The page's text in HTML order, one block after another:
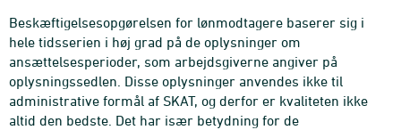
Beskæftigelsesopgørelsen for lønmodtagere baserer sig i
hele tidsserien i høj grad på de oplysninger om
ansættelsesperioder, som arbejdsgiverne angiver på
oplysningssedlen. Disse oplysninger anvendes ikke til
administrative formål af SKAT, og derfor er kvaliteten ikke
altid den bedste. Det har især betydning for de